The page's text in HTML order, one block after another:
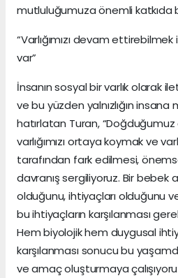
mutluluğumuza önemli katkıda
“Varlığımızı devam ettirebilmek
var”
İnsanın sosyal bir varlık olarak
ve bu yüzden yalnızlığın insana
hatırlatan Turan,
varlığımızı ortaya koymak ve
tarafından fark edilmesi,
davranış sergiliyoruz. Bir bebek
olduğunu, ihtiyaçları olduğunu
bu ihtiyaçların karşılanması
Hem biyolojik hem duygusal
karşılanması sonucu bu
ve amaç oluşturmaya